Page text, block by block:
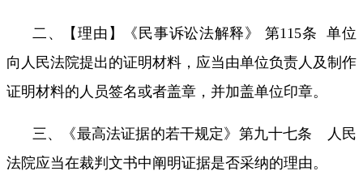
二、【理由】《民事诉讼法解释》 第115条
单位
向人民法院提出的证明材料，应当由单位负责人及制作
证明材料的人员签名或者盖章，并加盖单位印章。
三、
《最高法证据的若干规定》第九十七条 人民
法院应当在裁判文书中阐明证据是否采纳的理由。